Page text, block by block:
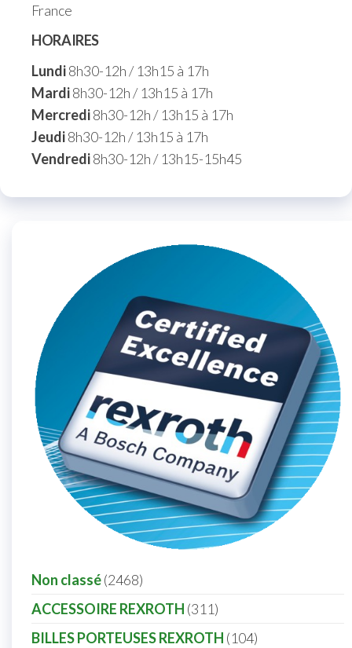
France
HORAIRES
Lundi8h30-12h / 13h15 à 17h
Mardi8h30-12h / 13h15 à 17h
Mercredi8h30-12h / 13h15 à 17h
Jeudi8h30-12h / 13h15 à 17h
Vendredi8h30-12h / 13h15-15h45
Non classé 2468
ACCESSOIRE REXROTH 311
BILLES PORTEUSES REXROTH 104